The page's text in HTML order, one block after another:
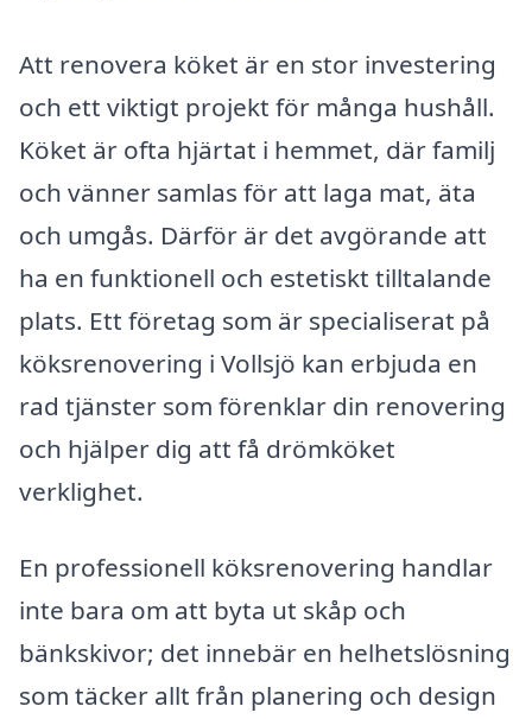
Att renovera köket är en stor investering
och ett viktigt projekt för många hushåll.
Köket är ofta hjärtat i hemmet, där familj
och vänner samlas för att laga mat, äta
och umgås. Därför är det avgörande att
ha en funktionell och estetiskt tilltalande
plats. Ett företag som är specialiserat på
köksrenovering i Vollsjö kan erbjuda en
rad tjänster som förenklar din renovering
och hjälper dig att få drömköket
verklighet.
En professionell köksrenovering handlar
inte bara om att byta ut skåp och
bänkskivor; det innebär en helhetslösning
som täcker allt från planering och design